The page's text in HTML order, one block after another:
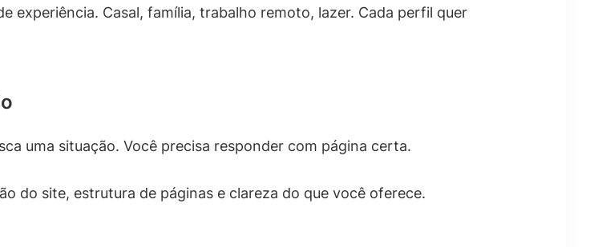
experiência. Casal, família, trabalho remoto, lazer. Cada perfil quer
uma situação. Você precisa responder com página certa.
do site, estrutura de páginas e clareza do que você oferece.